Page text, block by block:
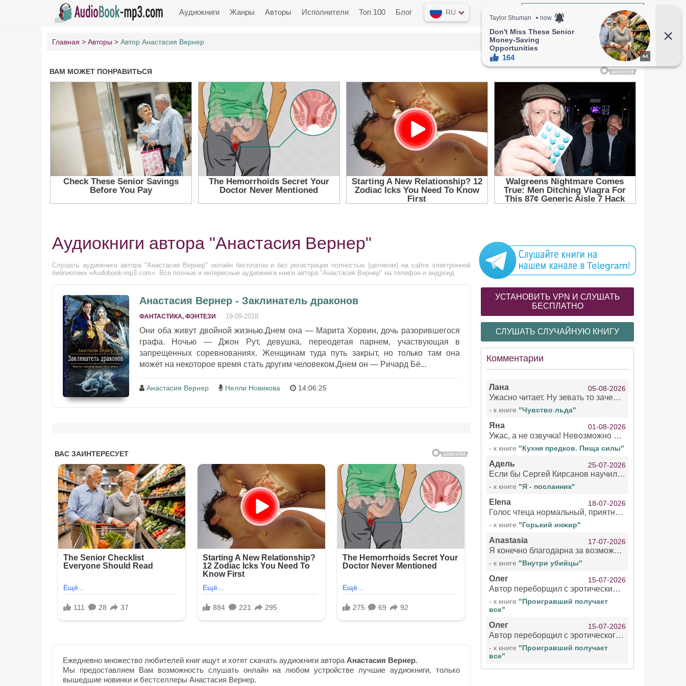
Аудиокниги Жанры Авторы Исполнители Топ 100 Блог RU
Главная Авторы Автор Анастасия Вернер
Аудиокниги автора "Анастасия Вернер"
Слушать аудиокниги автора "Анастасия Вернер" онлайн бесплатно и без регистрации полностью (целиком) на сайте электронной
библиотеки «Audobook-mp3.com». Все полные и интересные аудиокниги книги автора "Анастасия Вернер" на телефон и андроид.
Анастасия Вернер - Заклинатель драконов
ФАНТАСТИКА, ФЭНТЕЗИ 19-09-2018
Они оба живут двойной жизнью.Днем она — Марита Хорвин, дочь разорившегося
графа. Ночью — Джон Рут, девушка, переодетая парнем, участвующая в
запрещенных соревнованиях. Женщинам туда путь закрыт, но только там она
может на некоторое время стать другим человеком.Днем он — Ричард Бё...
Анастасия Вернер Нелли Новикова 14:06:25
Ежедневно множество любителей книг ищут и хотят скачать аудиокниги автора Анастасия Вернер.
Мы предоставляем Вам возможность слушать онлайн на любом устройстве лучшие аудиокниги, только
вышедшие новинки и бестселлеры Анастасия Вернер.
УСТАНОВИТЬ VPN И СЛУШАТЬ
БЕСПЛАТНО
СЛУШАТЬ СЛУЧАЙНУЮ КНИГУ
Комментарии
Лана 05-08-2026
Ужасно читает. Ну зевать то зачем. Уже не говорю, что ударения ставит, как хочет.
- к книге "Чувство льда"
Яна 01-08-2026
Ужас, а не озвучка! Невозможно вникать в смысл текста из за кривляний чтеца
- к книге "Кухня предков. Пища силы"
Адель 25-07-2026
Если бы Сергей Кирсанов научился не сглатывать каждые 1-2 минуты слюну, так что слышно в микрофоне и, что вызывает отвращение, то мелжно было бы слушать.
- к книге "Я - посланник"
Elena 18-07-2026
Голос чтеца нормальный, приятный тембр. Мне очень понравилось озвучивание рассказа. Очень странный отзыв Надежды. Может у неё что-то с нервами?
- к книге "Горький инжир"
Anastasia 17-07-2026
Я конечно благодарна за возможность бесплатно слушать книги даже новинки , но чтение этой книги просто ужасно
- к книге "Внутри убийцы"
Олег 15-07-2026
Автор переборщил с эротическими сценами. Похоже, с этим у него проблемы.
- к книге "Проигравший получает
все"
Олег 15-07-2026
Автор переборщил с эротического сценами. Похоже, с этим у него проблемы.
- к книге "Проигравший получает
все"